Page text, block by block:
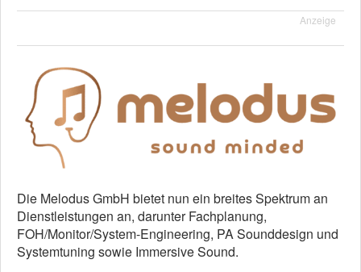
Anzeige
Die Melodus GmbH bietet nun ein breites Spektrum an
Dienstleistungen an, darunter Fachplanung,
FOH/Monitor/System-Engineering, PA Sounddesign und
Systemtuning sowie Immersive Sound.